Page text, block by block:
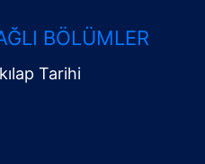
BÖLÜMLER
Tarihi